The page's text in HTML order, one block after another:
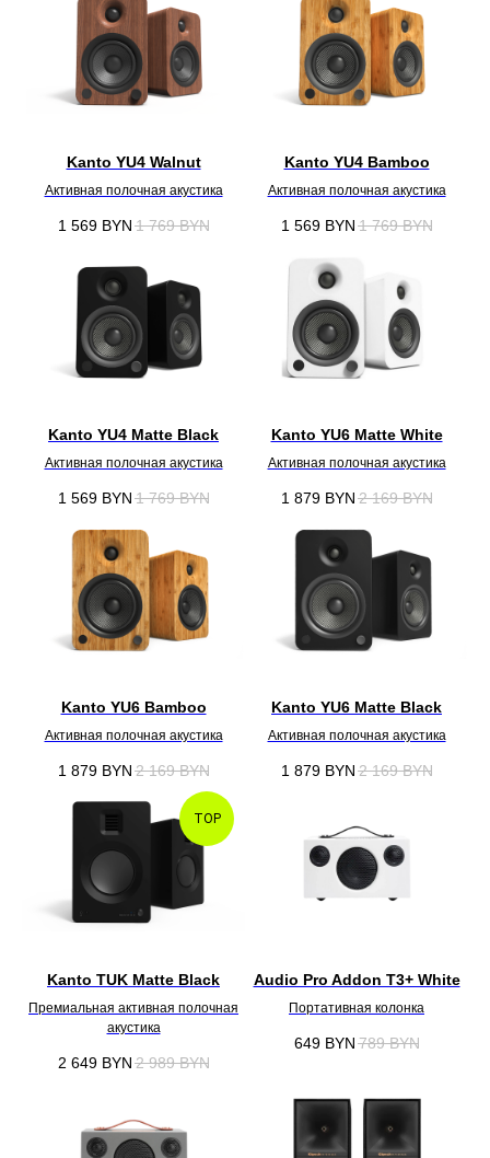
Kanto YU4 Walnut
Активная полочная акустика
1 569 BYN 1 769 BYN
Kanto YU4 Bamboo
Активная полочная акустика
1 569 BYN 1 769 BYN
Kanto YU4 Matte Black
Активная полочная акустика
1 569 BYN 1 769 BYN
Kanto YU6 Matte White
Активная полочная акустика
1 879 BYN 2 169 BYN
Kanto YU6 Bamboo
Активная полочная акустика
1 879 BYN 2 169 BYN
Kanto YU6 Matte Black
Активная полочная акустика
1 879 BYN 2 169 BYN
TOP
Kanto TUK Matte Black
Премиальная активная полочная
акустика
2 649 BYN 2 989 BYN
Audio Pro Addon T3+ White
Портативная колонка
649 BYN 789 BYN